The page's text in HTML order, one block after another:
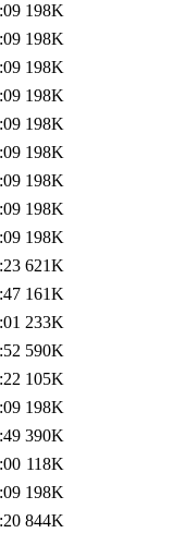
198K
198K
198K
198K
198K
198K
198K
198K
198K
621K
161K
233K
590K
105K
198K
390K
118K
198K
844K